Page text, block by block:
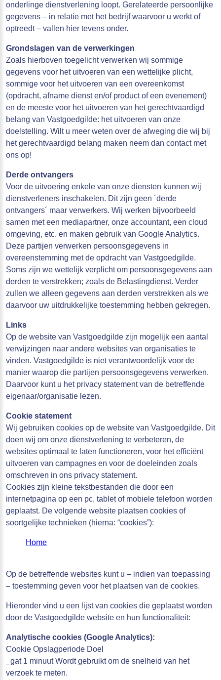
onderlinge dienstverlening loopt. Gerelateerde persoonlijke
gegevens – in relatie met het bedrijf waarvoor u werkt of
optreedt – vallen hier tevens onder.
Grondslagen van de verwerkingen
Zoals hierboven toegelicht verwerken wij sommige
gegevens voor het uitvoeren van een wettelijke plicht,
sommige voor het uitvoeren van een overeenkomst
(opdracht, afname dienst en/of product of een evenement)
en de meeste voor het uitvoeren van het gerechtvaardigd
belang van Vastgoedgilde: het uitvoeren van onze
doelstelling. Wilt u meer weten over de afweging die wij bij
het gerechtvaardigd belang maken neem dan contact met
ons op!
Derde ontvangers
Voor de uitvoering enkele van onze diensten kunnen wij
dienstverleners inschakelen. Dit zijn geen ´derde
ontvangers´ maar verwerkers. Wij werken bijvoorbeeld
samen met een mediapartner, onze accountant, een cloud
omgeving, etc. en maken gebruik van Google Analytics.
Deze partijen verwerken persoonsgegevens in
overeenstemming met de opdracht van Vastgoedgilde.
Soms zijn we wettelijk verplicht om persoonsgegevens aan
derden te verstrekken; zoals de Belastingdienst. Verder
zullen we alleen gegevens aan derden verstrekken als we
daarvoor uw uitdrukkelijke toestemming hebben gekregen.
Links
Op de website van Vastgoedgilde zijn mogelijk een aantal
verwijzingen naar andere websites van organisaties te
vinden. Vastgoedgilde is niet verantwoordelijk voor de
manier waarop die partijen persoonsgegevens verwerken.
Daarvoor kunt u het privacy statement van de betreffende
eigenaar/organisatie lezen.
Cookie statement
Wij gebruiken cookies op de website van Vastgoedgilde. Dit
doen wij om onze dienstverlening te verbeteren, de
websites optimaal te laten functioneren, voor het efficiënt
uitvoeren van campagnes en voor de doeleinden zoals
omschreven in ons privacy statement.
Cookies zijn kleine tekstbestanden die door een
internetpagina op een pc, tablet of mobiele telefoon worden
geplaatst. De volgende website plaatsen cookies of
soortgelijke technieken (hierna: “cookies”):
Home
Op de betreffende websites kunt u – indien van toepassing
– toestemming geven voor het plaatsen van de cookies.
Hieronder vind u een lijst van cookies die geplaatst worden
door de Vastgoedgilde website en hun functionaliteit:
Analytische cookies (Google Analytics):
Cookie Opslagperiode Doel
_gat 1 minuut Wordt gebruikt om de snelheid van het
verzoek te meten.